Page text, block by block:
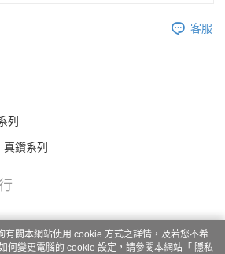
客服
列
鑽系列
有關本網站使用 cookie 方式之詳情，及若您不希
何變更電腦的 cookie 設定，請參閱本網站「 隱私